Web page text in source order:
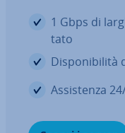
1 Gbps di
ta­to
Di­spo­ni­bi­li­tà
As­si­sten­za